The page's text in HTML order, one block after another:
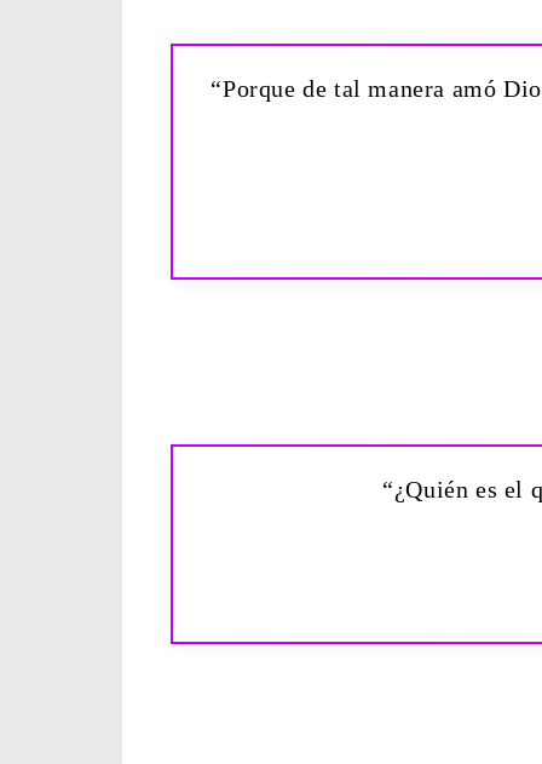
“Porque de tal manera amó
“¿Quién es el